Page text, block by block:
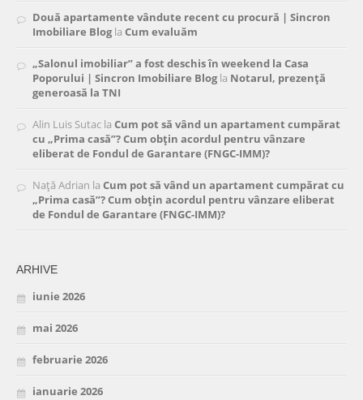
Două apartamente vândute recent cu procură | Sincron
Imobiliare Blog la Cum evaluăm
„Salonul imobiliar” a fost deschis în weekend la Casa
Poporului | Sincron Imobiliare Blog la Notarul, prezență
generoasă la TNI
Alin Luis Sutac la Cum pot să vând un apartament cumpărat
cu „Prima casă”? Cum obțin acordul pentru vânzare
eliberat de Fondul de Garantare (FNGC-IMM)?
Nață Adrian la Cum pot să vând un apartament cumpărat cu
„Prima casă”? Cum obțin acordul pentru vânzare eliberat
de Fondul de Garantare (FNGC-IMM)?
ARHIVE
iunie 2026
mai 2026
februarie 2026
ianuarie 2026